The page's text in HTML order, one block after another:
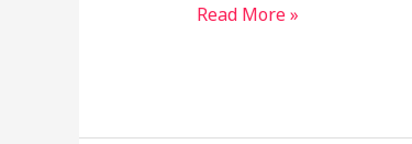
Bajo
Read More »